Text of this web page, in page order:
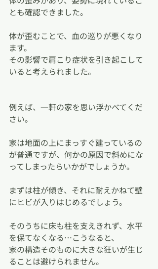
とも確認できました。
体が歪むことで、血の巡りが悪くなり
ます。
その影響で肩こり症状を引き起こして
いると考えられました。
例えば、一軒の家を思い浮かべてくだ
さい。
家は地面の上にまっすぐ建っているの
が普通ですが、何かの原因で斜めにな
ってしまったらいかがでしょうか。
まずは柱が傾き、それに耐えかねて壁
にヒビが入りはじめるでしょう。
そのうちに床も柱を支えきれず、水平
を保てなくなる…こうなると、
家の構造そのものに大きな狂いが生じ
ることは避けられません。